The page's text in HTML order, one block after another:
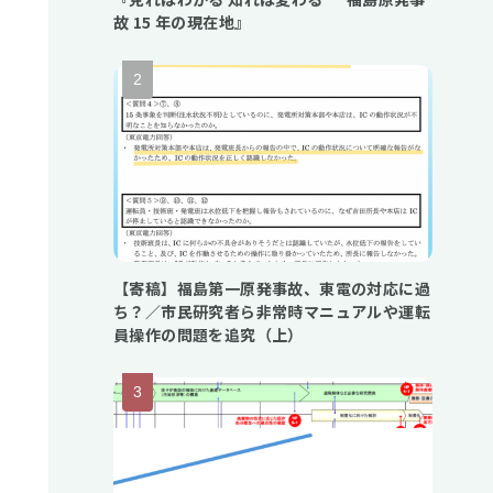
故 15 年の現在地』
【寄稿】福島第一原発事故、東電の対応に過
ち？／市民研究者ら非常時マニュアルや運転
員操作の問題を追究（上）